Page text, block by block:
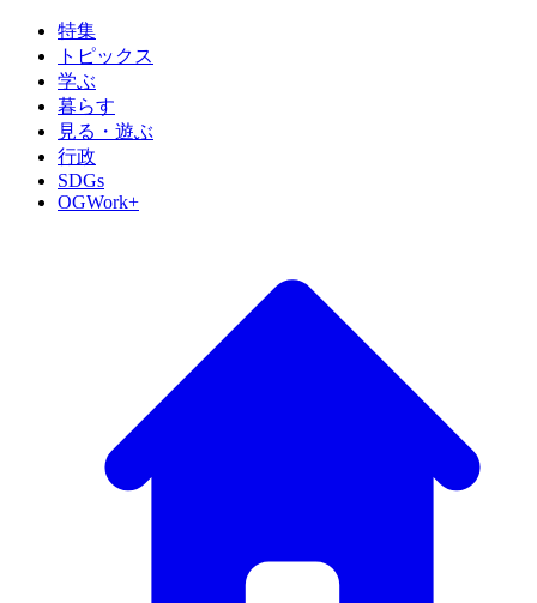
特集
トピックス
学ぶ
暮らす
見る・遊ぶ
行政
SDGs
OGWork+